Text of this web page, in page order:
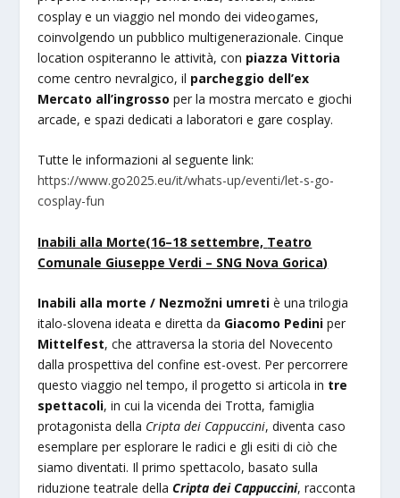
cosplay e un viaggio nel mondo dei videogames,
coinvolgendo un pubblico multigenerazionale. Cinque
location ospiteranno le attività, con piazza Vittoria
come centro nevralgico, il parcheggio dell’ex
Mercato all’ingrosso per la mostra mercato e giochi
arcade, e spazi dedicati a laboratori e gare cosplay.
Tutte le informazioni al seguente link:
https://www.go2025.eu/it/whats-up/eventi/let-s-go-
cosplay-fun
Inabili alla Morte(16–18 settembre, Teatro
Comunale Giuseppe Verdi – SNG Nova Gorica)
Inabili alla morte / Nezmožni umreti è una trilogia
italo-slovena ideata e diretta da Giacomo Pedini per
Mittelfest, che attraversa la storia del Novecento
dalla prospettiva del confine est-ovest. Per percorrere
questo viaggio nel tempo, il progetto si articola in tre
spettacoli, in cui la vicenda dei Trotta, famiglia
protagonista della Cripta dei Cappuccini, diventa caso
esemplare per esplorare le radici e gli esiti di ciò che
siamo diventati. Il primo spettacolo, basato sulla
riduzione teatrale della Cripta dei Cappuccini, racconta